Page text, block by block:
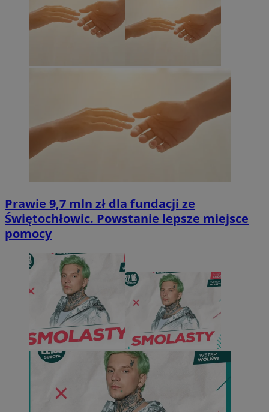
Prawie 9,7 mln zł dla fundacji ze
Świętochłowic. Powstanie lepsze miejsce
pomocy